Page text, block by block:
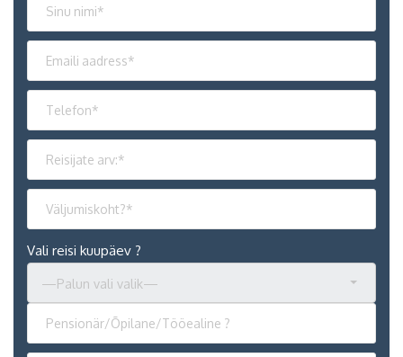
Vali reisi kuupäev ?
—Palun vali valik—